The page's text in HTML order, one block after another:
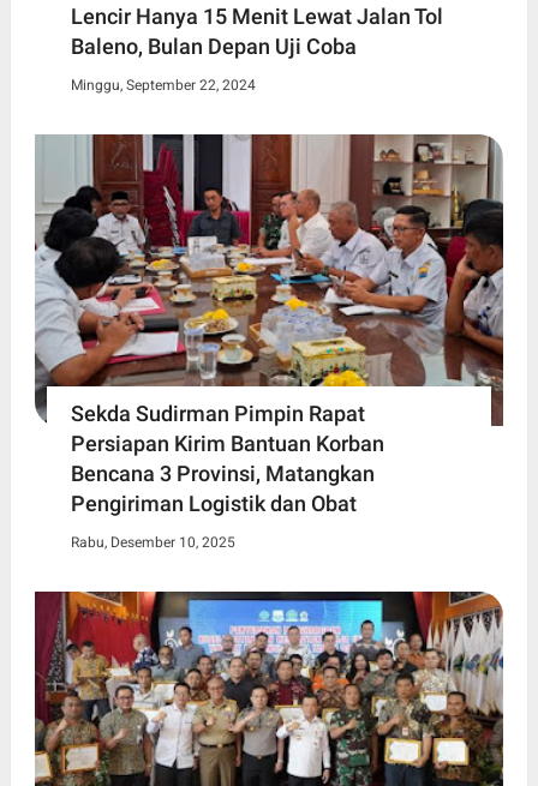
Lencir Hanya 15 Menit Lewat Jalan Tol
Baleno, Bulan Depan Uji Coba
Minggu, September 22, 2024
Sekda Sudirman Pimpin Rapat
Persiapan Kirim Bantuan Korban
Bencana 3 Provinsi, Matangkan
Pengiriman Logistik dan Obat
Rabu, Desember 10, 2025